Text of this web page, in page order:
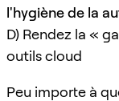
l'hygiène de la
D) Rendez la «
outils cloud
Peu importe à